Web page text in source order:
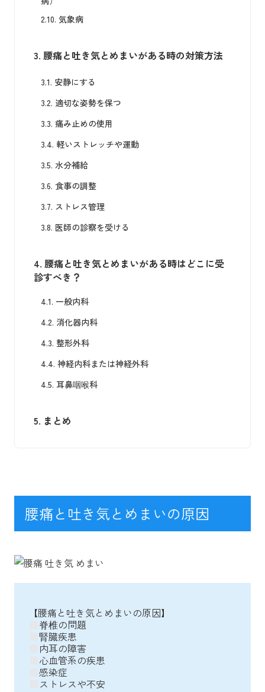
2.10. 気象病
3. 腰痛と吐き気とめまいがある時の対策方法
3.1. 安静にする
3.2. 適切な姿勢を保つ
3.3. 痛み止めの使用
3.4. 軽いストレッチや運動
3.5. 水分補給
3.6. 食事の調整
3.7. ストレス管理
3.8. 医師の診察を受ける
4. 腰痛と吐き気とめまいがある時はどこに受
診すべき？
4.1. 一般内科
4.2. 消化器内科
4.3. 整形外科
4.4. 神経内科または神経外科
4.5. 耳鼻咽喉科
5. まとめ
腰痛と吐き気とめまいの原因
【腰痛と吐き気とめまいの原因】
脊椎の問題
腎臓疾患
内耳の障害
心血管系の疾患
感染症
ストレスや不安